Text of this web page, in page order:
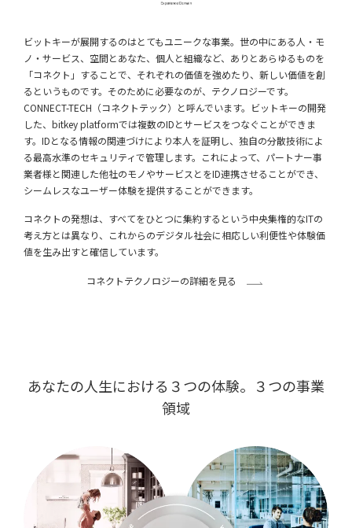
ビットキーが展開するのはとてもユニークな事業。世の中にある人・モ
ノ・サービス、空間とあなた、個人と組織など、ありとあらゆるものを
「コネクト」することで、それぞれの価値を強めたり、新しい価値を創
るというものです。そのために必要なのが、テクノロジーです。
CONNECT-TECH（コネクトテック）と呼んでいます。ビットキーの開発
した、bitkey platformでは複数のIDとサービスをつなぐことができま
す。IDとなる情報の関連づけにより本人を証明し、独自の分散技術によ
る最高水準のセキュリティで管理します。これによって、パートナー事
業者様と関連した他社のモノやサービスとをID連携させることができ、
シームレスなユーザー体験を提供することができます。
コネクトの発想は、すべてをひとつに集約するという中央集権的なITの
考え方とは異なり、これからのデジタル社会に相応しい利便性や体験価
値を生み出すと確信しています。
コネクトテクノロジーの詳細を見る
あなたの人生における３つの体験。３つの事業
領域